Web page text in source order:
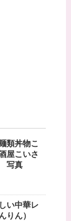
類丼物こ
屋こいさ
写真
い中華レ
りん）